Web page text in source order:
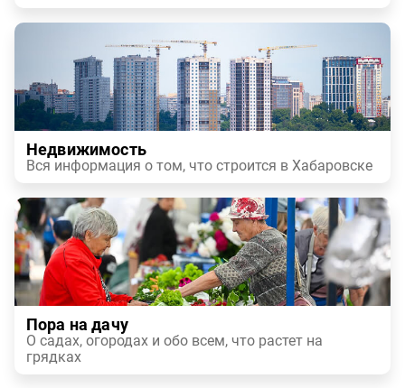
Недвижимость
Вся информация о том, что строится в Хабаровске
Пора на дачу
О садах, огородах и обо всем, что растет на
грядках